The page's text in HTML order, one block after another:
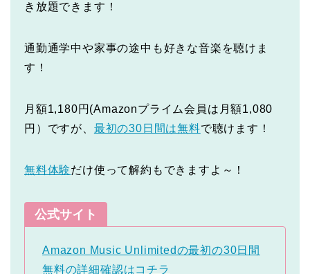
き放題できます！
通勤通学中や家事の途中も好きな音楽を聴けま
す！
月額1,180円(Amazonプライム会員は月額1,080
円）ですが、 最初の30日間は無料で聴けます！
無料体験だけ使って解約もできますよ～！
公式サイト
Amazon Music Unlimitedの最初の30日間
無料の詳細確認はコチラ